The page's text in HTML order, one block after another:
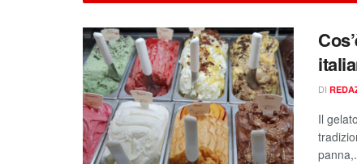
DI
Il